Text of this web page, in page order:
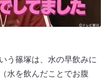
う篠塚は、水の早飲みに
水を飲んだことでお腹